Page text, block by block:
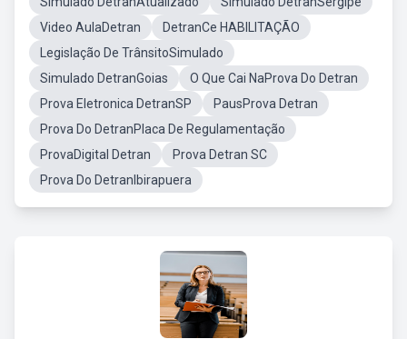
Video AulaDetran
DetranCe HABILITAÇÃO
Legislação De TrânsitoSimulado
Simulado DetranGoias
O Que Cai NaProva Do Detran
Prova Eletronica DetranSP
PausProva Detran
Prova Do DetranPlaca De Regulamentação
ProvaDigital Detran
Prova Detran SC
Prova Do DetranIbirapuera